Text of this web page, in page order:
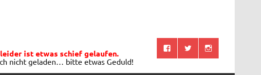
ist etwas schief gelaufen.
nicht geladen… bitte etwas Geduld!